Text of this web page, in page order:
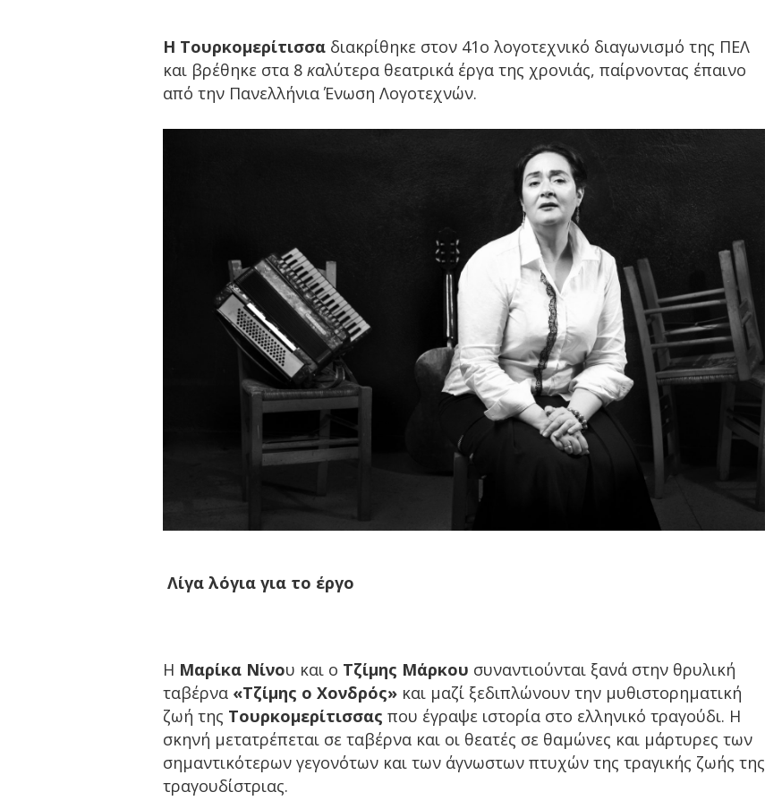
Η Τουρκομερίτισσα διακρίθηκε στον 41ο λογοτεχνικό διαγωνισμό της ΠΕΛ
και βρέθηκε στα 8 καλύτερα θεατρικά έργα της χρονιάς, παίρνοντας έπαινο
από την Πανελλήνια Ένωση Λογοτεχνών.
Λίγα λόγια για το έργο
Η Μαρίκα Νίνου και ο Τζίμης Μάρκου συναντιούνται ξανά στην θρυλική
ταβέρνα «Τζίμης ο Χονδρός» και μαζί ξεδιπλώνουν την μυθιστορηματική
ζωή της Τουρκομερίτισσας που έγραψε ιστορία στο ελληνικό τραγούδι. Η
σκηνή μετατρέπεται σε ταβέρνα και οι θεατές σε θαμώνες και μάρτυρες των
σημαντικότερων γεγονότων και των άγνωστων πτυχών της τραγικής ζωής της
τραγουδίστριας.